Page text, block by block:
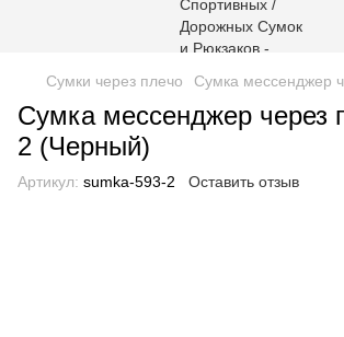
Сумки через плечо Сумка мессенджер
Сумка мессенджер через
2 (Черный)
Артикул: sumka-593-2 Оставить отзыв